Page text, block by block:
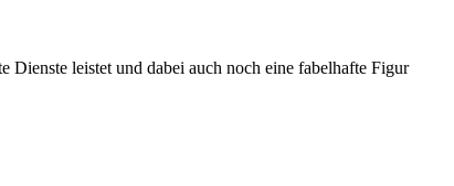
Dienste leistet und dabei auch noch eine fabelhafte Figur